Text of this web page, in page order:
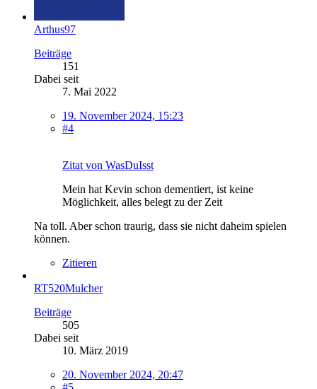
Arthus97
Beiträge
151
Dabei seit
7. Mai 2022
19. November 2024, 15:23
#4
Zitat von WasDuIsst
Mein hat Kevin schon dementiert, ist keine
Möglichkeit, alles belegt zu der Zeit
Na toll. Aber schon traurig, dass sie nicht daheim spielen
können.
Zitieren
RT520Mulcher
Beiträge
505
Dabei seit
10. März 2019
20. November 2024, 20:47